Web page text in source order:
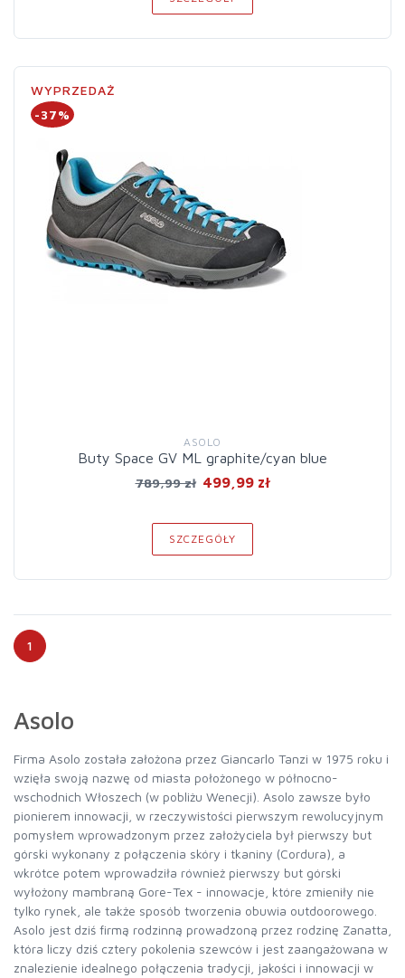
WYPRZEDAŻ
-37%
ASOLO
Buty Space GV ML graphite/cyan blue
789,99 zł 499,99 zł
SZCZEGÓŁY
1
Asolo
Firma Asolo została założona przez Giancarlo Tanzi w 1975 roku i
wzięła swoją nazwę od miasta położonego w północno-
wschodnich Włoszech (w pobliżu Wenecji). Asolo zawsze było
pionierem innowacji, w rzeczywistości pierwszym rewolucyjnym
pomysłem wprowadzonym przez założyciela był pierwszy but
górski wykonany z połączenia skóry i tkaniny (Cordura), a
wkrótce potem wprowadziła również pierwszy but górski
wyłożony mambraną Gore-Tex - innowacje, które zmieniły nie
tylko rynek, ale także sposób tworzenia obuwia outdoorowego.
Asolo jest dziś firmą rodzinną prowadzoną przez rodzinę Zanatta,
która liczy dziś cztery pokolenia szewców i jest zaangażowana w
znalezienie idealnego połączenia tradycji, jakości i innowacji w